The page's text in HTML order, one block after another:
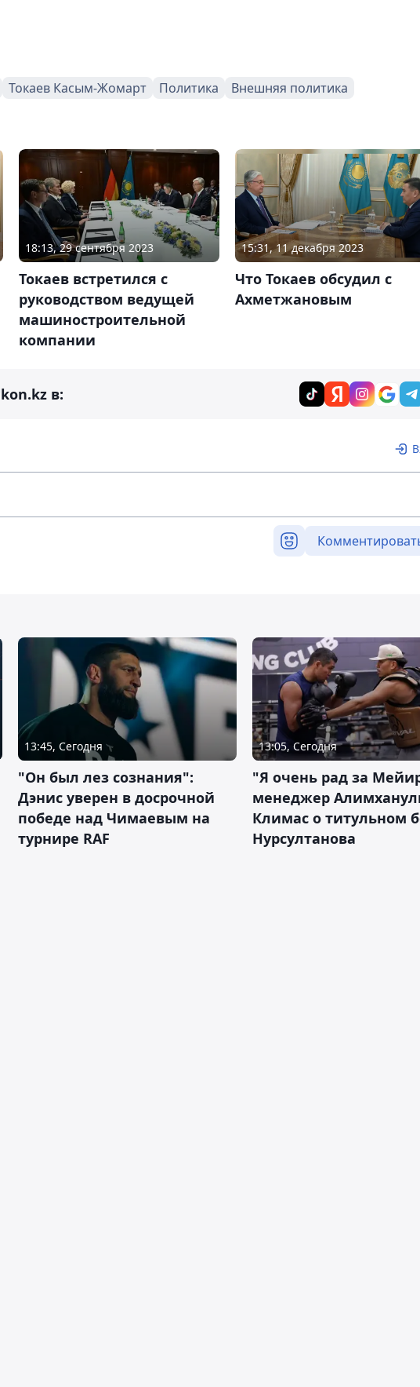
Токаев Касым-Жомарт Политика Внешняя политика
18:13, 29 сентября 2023
Токаев встретился с
руководством ведущей
машиностроительной
компании
15:31, 11 декабря 2023
Что Токаев обсудил с
Ахметжановым
в:
13:45, Сегодня
"Он был лез сознания":
Дэнис уверен в досрочной
победе над Чимаевым на
турнире RAF
13:05, Сегодня
"Я очень рад за
менеджер
Климас о титульном
Нурсултанова